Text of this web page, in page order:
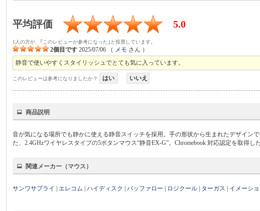
平均評価 5.0
1人の方が、｢このレビューが参考になった｣と投票しています。
2個目です 2025/07/06 （ メモ さん ）
静音で使いやすくスタイリッシュでとても気に入っています。
このレビューは参考になりましたか？ はい いいえ
商品説明
音が気になる場所でも静かに使える静音スイッチを採用。手の形状から生まれたデザイン
た、2.4GHzワイヤレスタイプの5ボタンマウス“静音EX-G”。Chromebook 対応認定を取得し
関連メーカー（マウス）
サンワサプライ エレコム |ハイディスク |バッファロー ロジクール ターガス イメーシ